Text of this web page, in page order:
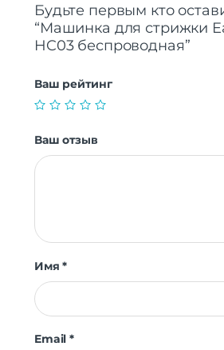
Будьте первым кто
“Машинка для стрижки
HC03 беспроводная”
Ваш рейтинг
Ваш отзыв
Имя*
Email*